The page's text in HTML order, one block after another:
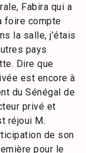
Fabira qui a
foire compte
la salle, j’étais
pays
Dire que
est encore à
du Sénégal de
privé et
réjoui M.
de son
pour le